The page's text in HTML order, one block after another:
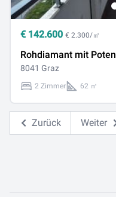
€ 142.600 € 2.300/㎡
Rohdiamant mit
8041 Graz
2 Zimmer 62 ㎡
Zurück Weiter